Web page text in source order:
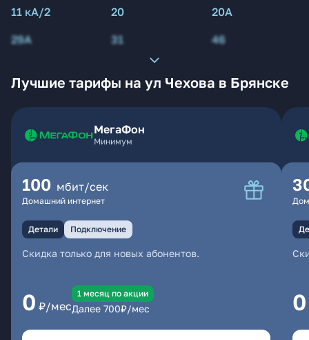
11 кА/2
20
20А
29А
31 46
Лучшие тарифы на ул Чехова в Брянске
МегаФон
Минимум
100 мбит/сек
Домашний интернет
Детали Подключение
Скидка только для новых абонентов.
0 ₽/мес
1 месяц по акции
Далее 700₽/мес 0